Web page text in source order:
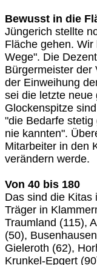
Bewusst in die
Jüngerich stellte
Fläche gehen.
Wege". Die
Bürgermeister der
der Einweihung
sei die letzte neue
Glockenspitze
"die Bedarfe
nie kannten".
Mitarbeiter in den
verändern werde.
Von 40 bis 180
Das sind die Kitas
Träger in
Traumland (115),
(50),
Gieleroth (62),
Krunkel-Epgert